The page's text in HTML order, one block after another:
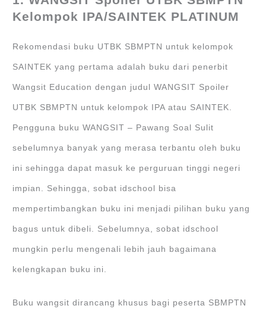
Kelompok IPA/SAINTEK PLATINUM
Rekomendasi buku UTBK SBMPTN untuk kelompok
SAINTEK yang pertama adalah buku dari penerbit
Wangsit Education dengan judul WANGSIT Spoiler
UTBK SBMPTN untuk kelompok IPA atau SAINTEK.
Pengguna buku WANGSIT – Pawang Soal Sulit
sebelumnya banyak yang merasa terbantu oleh buku
ini sehingga dapat masuk ke perguruan tinggi negeri
impian. Sehingga, sobat idschool bisa
mempertimbangkan buku ini menjadi pilihan buku yang
bagus untuk dibeli. Sebelumnya, sobat idschool
mungkin perlu mengenali lebih jauh bagaimana
kelengkapan buku ini.
Buku wangsit dirancang khusus bagi peserta SBMPTN